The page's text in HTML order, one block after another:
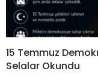
15 Temmuz
Selalar Okundu